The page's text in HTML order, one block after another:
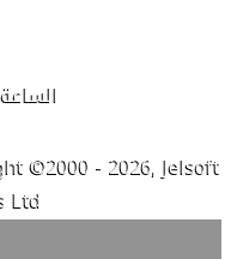
©2000 - 2026, Jelsoft